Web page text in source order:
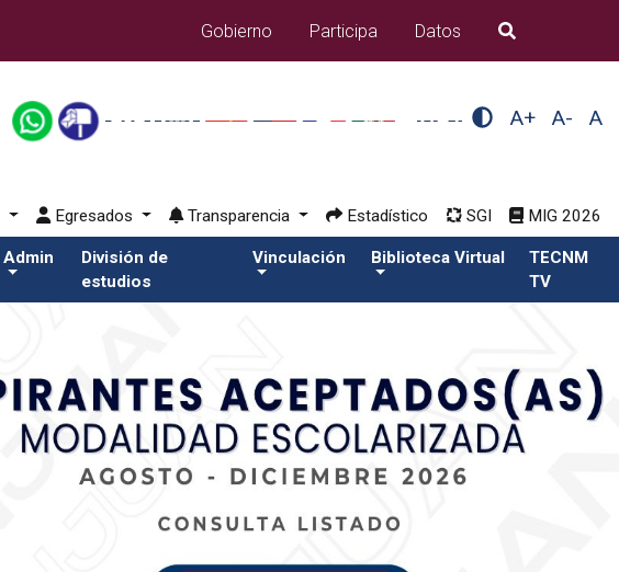
Gobierno
Participa Datos B�squeda
A+ A- A
Egresados Transparencia Estadístico SGI MIG 2026
Admin
División de
estudios
Vinculación Biblioteca Virtual
TECNM
TV